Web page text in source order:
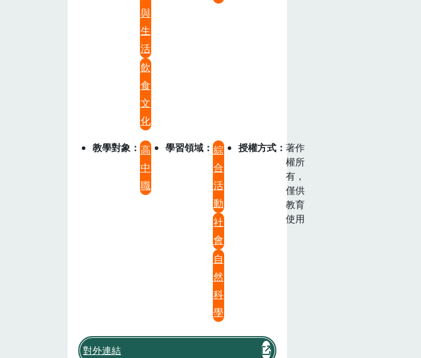
與
生
活
飲
食
文
化
教學對象
高
中
職
學習領域
綜
合
活
動
社
會
自
然
科
學
授權方式
著作
權所
有，
僅供
教育
使用
對外連結